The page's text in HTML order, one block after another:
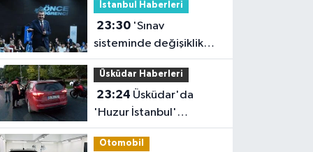
İstanbul Haberleri
23:30'Sınav
sisteminde değişiklik
yok ama sorular
müfredata uygun hale
gelecek'
Üsküdar Haberleri
23:24
'Huzur İstanbul'
denetimi
Otomobil